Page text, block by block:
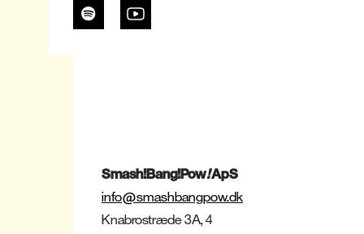
Smash!Bang!Pow!ApS
info@smashbangpow.dk
Knabrostræde 3A, 4